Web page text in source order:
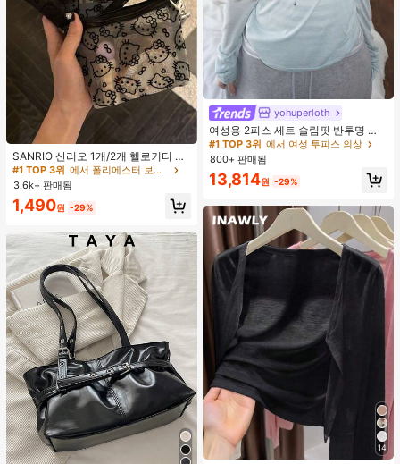
SANRIO 산리오 1개/2개 헬로키티 패
턴 블랙 메쉬 메이크업 백, 작은 뼈 참
장식 포함. 충전 케이블 보관용 또는
야외 핸드백으로 사용 가능. 휴대용 대
용량 메이크업 백으로 달콤하고 패셔
너블한 여성용 폴리에스터 여행용 세
면도구 가방, 여행 및 일상 사용 필수
품. 안전한 지퍼가 있는 일상 메이크업
수납 가방.
#1 TOP 3위
거의 매진!
#1 TOP 3위
에서 폴리에스터 보관 가방
거의 매진!
#1 TOP 3위
에서 폴리에스터 보관 가방
거의 매진!
#1 TOP 3위
3.6k+ 판매됨
1,490원 -29%
yohuperloth
여성용 2피스 세트 슬림핏 반투명 스
파게티 스트랩 스트라이프 캐미솔 탑
우아한
#1 TOP 3위 에서 여성 투피스 의상
거의 매진!
#1 TOP 3위 에서 여성 투피스 의상
거의 매진!
#1 TOP 3위 에서 여성 투피스 의상
거의 매진!
#1 TOP 3위 에서 여성 투피스 의상
거의 매진!
800+ 판매됨
13,814원 -29%
14